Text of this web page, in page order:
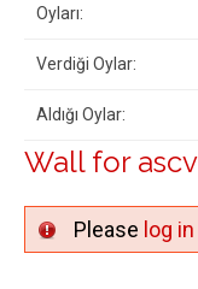
Oyları:
Verdiği Oylar:
Aldığı Oylar:
Wall for
Please log in